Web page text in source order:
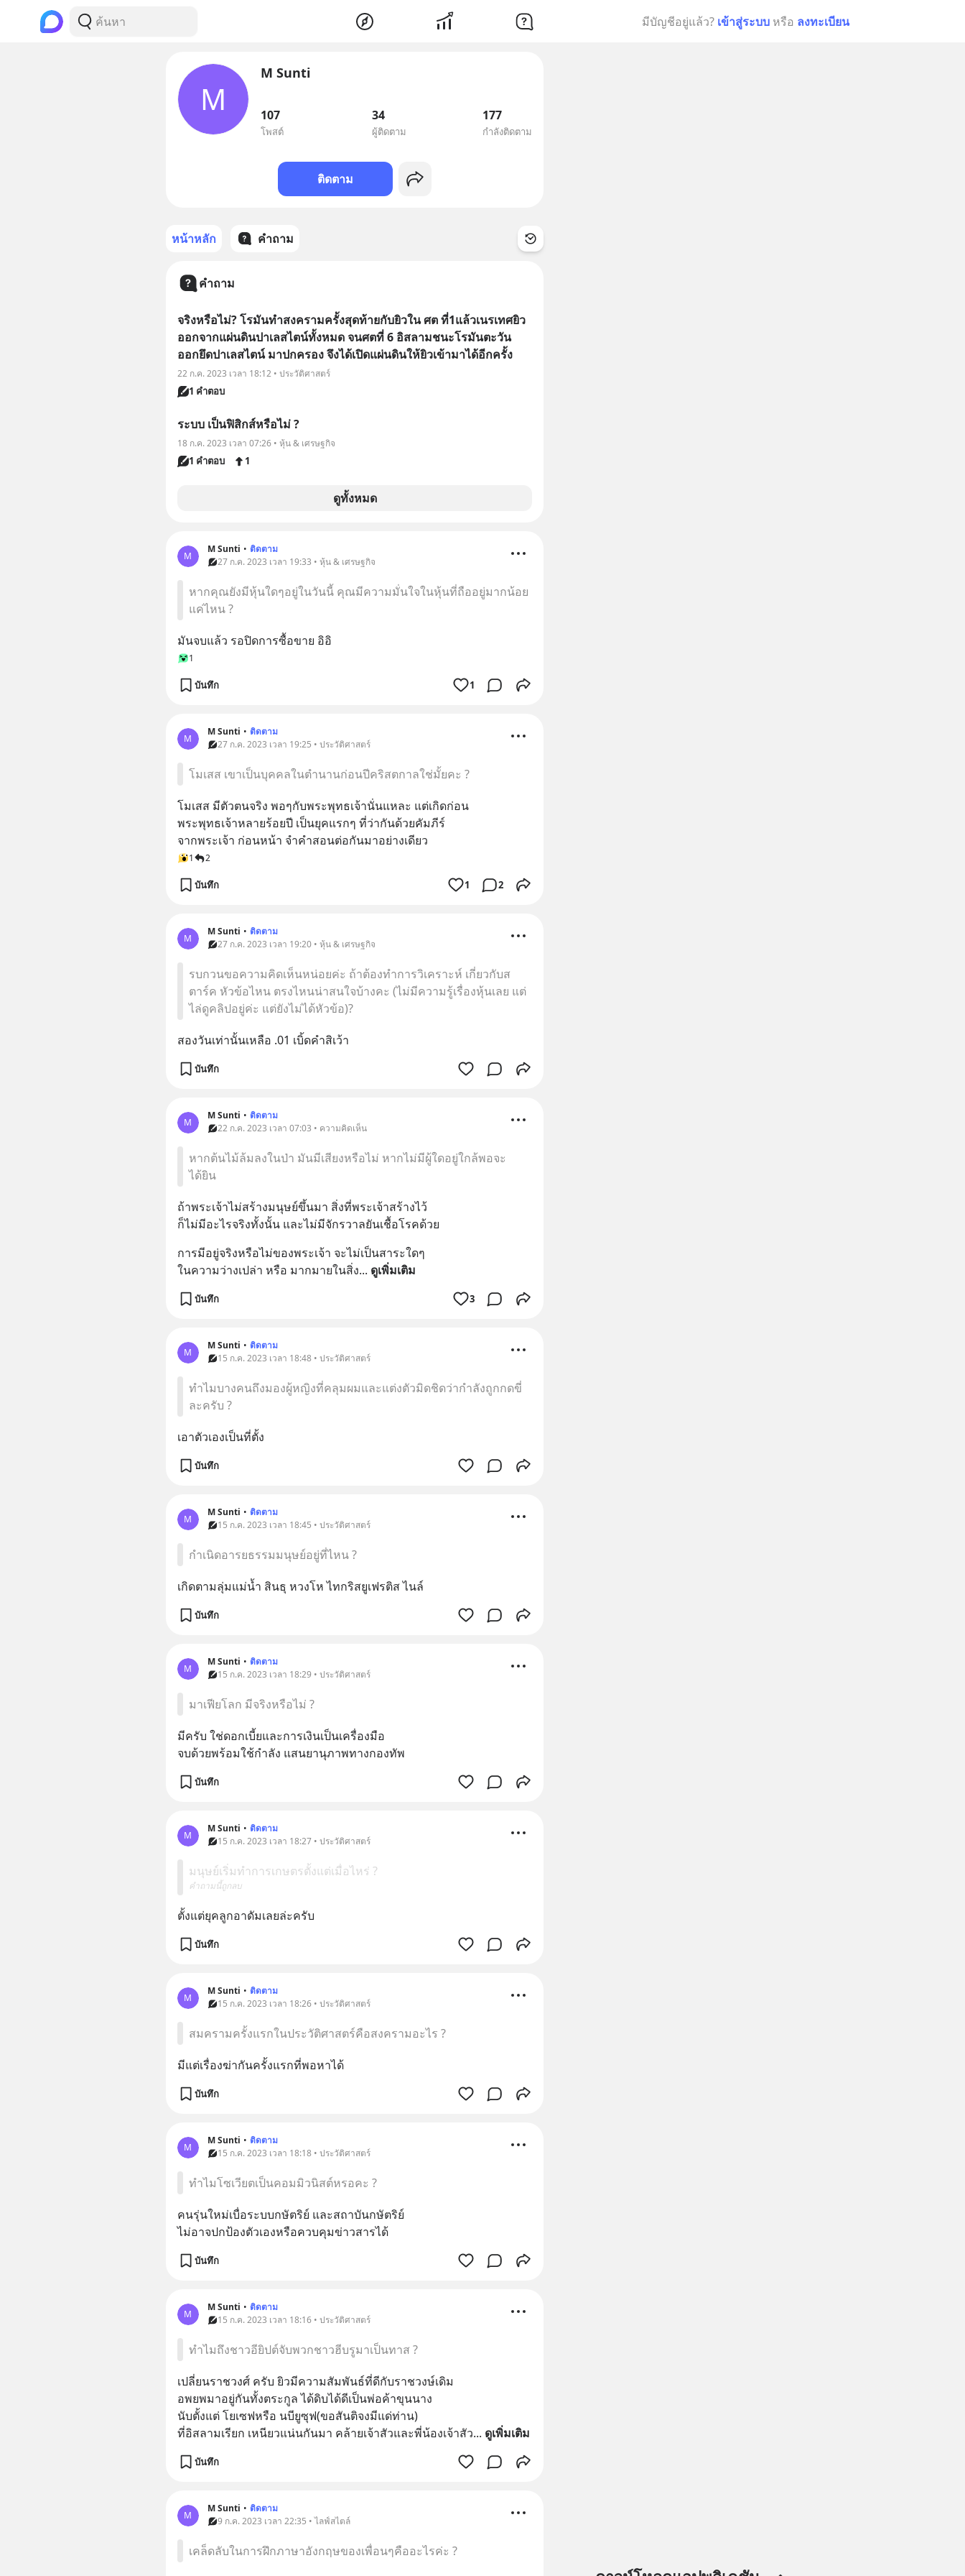
มีบัญชีอยู่แล้ว? เข้าสู่ระบบ หรือ ลงทะเบียน
M
M Sunti
107
โพสต์
34
ผู้ติดตาม
177
กำลังติดตาม
ติดตาม
หน้าหลัก คำถาม
คำถาม
จริงหรือไม่? โรมันทำสงครามครั้งสุดท้ายกับยิวใน ศต ที่1แล้วเนรเทศยิว
ออกจากแผ่นดินปาเลสไตน์ทั้งหมด จนศตที่ 6 อิสลามชนะโรมันตะวัน
ออกยึดปาเลสไตน์ มาปกครอง จึงได้เปิดแผ่นดินให้ยิวเข้ามาได้อีกครั้ง
22 ก.ค. 2023 เวลา 18:12 • ประวัติศาสตร์
1 คำตอบ
ระบบ เป็นฟิสิกส์หรือไม่ ?
18 ก.ค. 2023 เวลา 07:26 • หุ้น & เศรษฐกิจ
1 คำตอบ 1
ดูทั้งหมด
M
M Sunti • ติดตาม
27 ก.ค. 2023 เวลา 19:33 • หุ้น & เศรษฐกิจ
หากคุณยังมีหุ้นใดๆอยู่ในวันนี้ คุณมีความมั่นใจในหุ้นที่ถืออยู่มากน้อย
แค่ไหน ?
มันจบแล้ว รอปิดการซื้อขาย อิอิ
1
บันทึก 1
M
M Sunti • ติดตาม
27 ก.ค. 2023 เวลา 19:25 • ประวัติศาสตร์
โมเสส เขาเป็นบุคคลในตำนานก่อนปีคริสตกาลใช่มั้ยคะ ?
โมเสส มีตัวตนจริง พอๆกับพระพุทธเจ้านั่นแหละ แต่เกิดก่อน
พระพุทธเจ้าหลายร้อยปี เป็นยุคแรกๆ ที่ว่ากันด้วยคัมภีร์
จากพระเจ้า ก่อนหน้า จำคำสอนต่อกันมาอย่างเดียว
1 2
บันทึก 1 2
M
M Sunti • ติดตาม
27 ก.ค. 2023 เวลา 19:20 • หุ้น & เศรษฐกิจ
รบกวนขอความคิดเห็นหน่อยค่ะ ถ้าต้องทำการวิเคราะห์ เกี่ยวกับส
ตาร์ค หัวข้อไหน ตรงไหนน่าสนใจบ้างคะ (ไม่มีความรู้เรื่องหุ้นเลย แต่
ไล่ดูคลิปอยู่ค่ะ แต่ยังไม่ได้หัวข้อ)?
สองวันเท่านั้นเหลือ .01 เบิ้ดคำสิเว้า
บันทึก
M
M Sunti • ติดตาม
22 ก.ค. 2023 เวลา 07:03 • ความคิดเห็น
หากต้นไม้ล้มลงในป่า มันมีเสียงหรือไม่ หากไม่มีผู้ใดอยู่ใกล้พอจะ
ได้ยิน
ถ้าพระเจ้าไม่สร้างมนุษย์ขึ้นมา สิ่งที่พระเจ้าสร้างไว้
ก็ไม่มีอะไรจริงทั้งนั้น และไม่มีจักรวาลยันเชื้อโรคด้วย
การมีอยู่จริงหรือไม่ของพระเจ้า จะไม่เป็นสาระใดๆ
ในความว่างเปล่า หรือ มากมายในสิ่ง... ดูเพิ่มเติม
บันทึก 3
M
M Sunti • ติดตาม
15 ก.ค. 2023 เวลา 18:48 • ประวัติศาสตร์
ทำไมบางคนถึงมองผู้หญิงที่คลุมผมและแต่งตัวมิดชิดว่ากำลังถูกกดขี่
ละครับ ?
เอาตัวเองเป็นที่ตั้ง
บันทึก
M
M Sunti • ติดตาม
15 ก.ค. 2023 เวลา 18:45 • ประวัติศาสตร์
กำเนิดอารยธรรมมนุษย์อยู่ที่ไหน ?
เกิดตามลุ่มแม่น้ำ สินธุ หวงโห ไทกริสยูเฟรติส ไนล์
บันทึก
M
M Sunti • ติดตาม
15 ก.ค. 2023 เวลา 18:29 • ประวัติศาสตร์
มาเฟียโลก มีจริงหรือไม่ ?
มีครับ ใช่ดอกเบี้ยและการเงินเป็นเครื่องมือ
จบด้วยพร้อมใช้กำลัง แสนยานุภาพทางกองทัพ
บันทึก
M
M Sunti • ติดตาม
15 ก.ค. 2023 เวลา 18:27 • ประวัติศาสตร์
มนุษย์เริ่มทำการเกษตรตั้งแต่เมื่อไหร่ ?
คำถามนี้ถูกลบ
ตั้งแต่ยุคลูกอาดัมเลยล่ะครับ
บันทึก
M
M Sunti • ติดตาม
15 ก.ค. 2023 เวลา 18:26 • ประวัติศาสตร์
สมครามครั้งแรกในประวัติศาสตร์คือสงครามอะไร ?
มีแต่เรื่องฆ่ากันครั้งแรกที่พอหาได้
บันทึก
M
M Sunti • ติดตาม
15 ก.ค. 2023 เวลา 18:18 • ประวัติศาสตร์
ทำไมโซเวียตเป็นคอมมิวนิสต์หรอคะ ?
คนรุ่นใหม่เบื่อระบบกษัตริย์ และสถาบันกษัตริย์
ไม่อาจปกป้องตัวเองหรือควบคุมข่าวสารได้
บันทึก
M
M Sunti • ติดตาม
15 ก.ค. 2023 เวลา 18:16 • ประวัติศาสตร์
ทำไมถึงชาวอียิปต์จับพวกชาวฮีบรูมาเป็นทาส ?
เปลี่ยนราชวงศ์ ครับ ยิวมีความสัมพันธ์ที่ดีกับราชวงษ์เดิม
อพยพมาอยู่กันทั้งตระกูล ได้ดิบได้ดีเป็นพ่อค้าขุนนาง
นับตั้งแต่ โยเซฟหรือ นบียูซุฟ(ขอสันติจงมีแด่ท่าน)
ที่อิสลามเรียก เหนียวแน่นกันมา คล้ายเจ้าสัวและพี่น้องเจ้าสัว... ดูเพิ่มเติม
บันทึก
M
M Sunti • ติดตาม
9 ก.ค. 2023 เวลา 22:35 • ไลฟ์สไตล์
เคล็ดลับในการฝึกภาษาอังกฤษของเพื่อนๆคืออะไรค่ะ ?